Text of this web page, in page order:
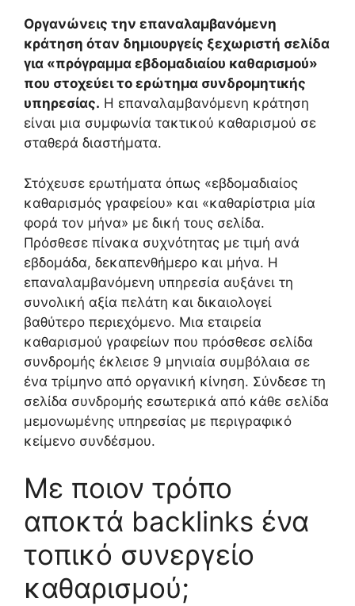
Οργανώνεις την επαναλαμβανόμενη
κράτηση όταν δημιουργείς ξεχωριστή σελίδα
για «πρόγραμμα εβδομαδιαίου καθαρισμού»
που στοχεύει το ερώτημα συνδρομητικής
υπηρεσίας. Η επαναλαμβανόμενη κράτηση
είναι μια συμφωνία τακτικού καθαρισμού σε
σταθερά διαστήματα.
Στόχευσε ερωτήματα όπως «εβδομαδιαίος
καθαρισμός γραφείου» και «καθαρίστρια μία
φορά τον μήνα» με δική τους σελίδα.
Πρόσθεσε πίνακα συχνότητας με τιμή ανά
εβδομάδα, δεκαπενθήμερο και μήνα. Η
επαναλαμβανόμενη υπηρεσία αυξάνει τη
συνολική αξία πελάτη και δικαιολογεί
βαθύτερο περιεχόμενο. Μια εταιρεία
καθαρισμού γραφείων που πρόσθεσε σελίδα
συνδρομής έκλεισε 9 μηνιαία συμβόλαια σε
ένα τρίμηνο από οργανική κίνηση. Σύνδεσε τη
σελίδα συνδρομής εσωτερικά από κάθε σελίδα
μεμονωμένης υπηρεσίας με περιγραφικό
κείμενο συνδέσμου.
Με ποιον τρόπο
αποκτά backlinks ένα
τοπικό συνεργείο
καθαρισμού;